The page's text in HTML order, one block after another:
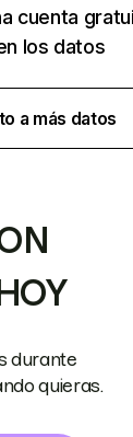
cuenta
los datos
a más datos
durante
quieras.